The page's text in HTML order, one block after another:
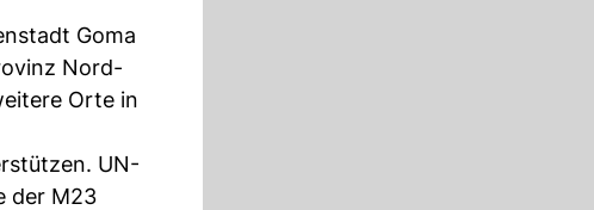
Goma
Nord-
Orte in
UN-
der M23